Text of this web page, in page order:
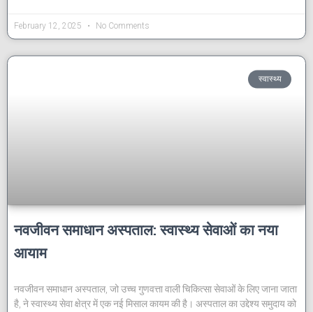
February 12, 2025 No Comments
स्वास्थ्य
नवजीवन समाधान अस्पताल: स्वास्थ्य सेवाओं का नया
आयाम
नवजीवन समाधान अस्पताल, जो उच्च गुणवत्ता वाली चिकित्सा सेवाओं के लिए जाना जाता
है, ने स्वास्थ्य सेवा क्षेत्र में एक नई मिसाल कायम की है। अस्पताल का उद्देश्य समुदाय को